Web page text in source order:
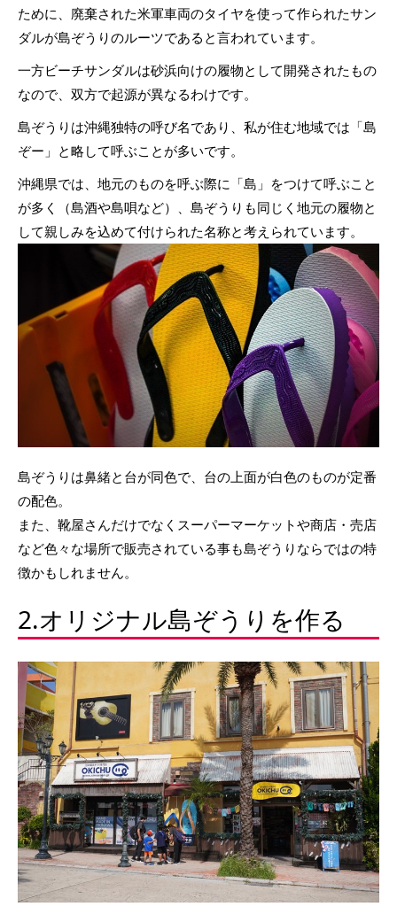
ために、廃棄された米軍車両のタイヤを使って作られたサン
ダルが島ぞうりのルーツであると言われています。
一方ビーチサンダルは砂浜向けの履物として開発されたもの
なので、双方で起源が異なるわけです。
島ぞうりは沖縄独特の呼び名であり、私が住む地域では「島
ぞー」と略して呼ぶことが多いです。
沖縄県では、地元のものを呼ぶ際に「島」をつけて呼ぶこと
が多く（島酒や島唄など）、島ぞうりも同じく地元の履物と
して親しみを込めて付けられた名称と考えられています。
島ぞうりは鼻緒と台が同色で、台の上面が白色のものが定番
の配色。
また、靴屋さんだけでなくスーパーマーケットや商店・売店
など色々な場所で販売されている事も島ぞうりならではの特
徴かもしれません。
2.オリジナル島ぞうりを作る